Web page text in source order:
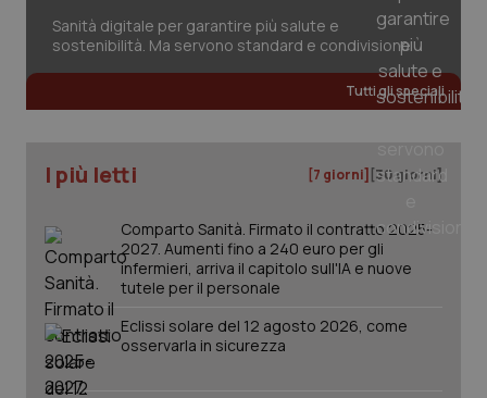
Sanità digitale per garantire più salute e
sostenibilità. Ma servono standard e condivisione
Tutti gli speciali
I più letti [7 giorni] [30 giorni]
Comparto Sanità. Firmato il contratto 2025-
2027. Aumenti fino a 240 euro per gli
infermieri, arriva il capitolo sull'IA e nuove
tutele per il personale
Eclissi solare del 12 agosto 2026, come
osservarla in sicurezza